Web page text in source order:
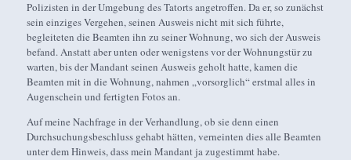
Polizisten in der Umgebung des Tatorts angetroffen. Da er, so zunächst
sein einziges Vergehen, seinen Ausweis nicht mit sich führte,
begleiteten die Beamten ihn zu seiner Wohnung, wo sich der Ausweis
befand. Anstatt aber unten oder wenigstens vor der Wohnungstür zu
warten, bis der Mandant seinen Ausweis geholt hatte, kamen die
Beamten mit in die Wohnung, nahmen „vorsorglich“ erstmal alles in
Augenschein und fertigten Fotos an.
Auf meine Nachfrage in der Verhandlung, ob sie denn einen
Durchsuchungsbeschluss gehabt hätten, verneinten dies alle Beamten
unter dem Hinweis, dass mein Mandant ja zugestimmt habe.